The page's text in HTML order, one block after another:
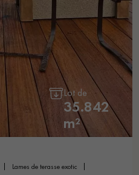
Lot de
35.842
m²
lames de terasse exotic